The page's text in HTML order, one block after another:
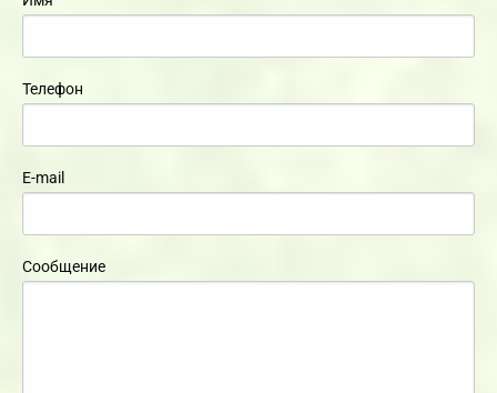
Телефон
E-mail
Сообщение